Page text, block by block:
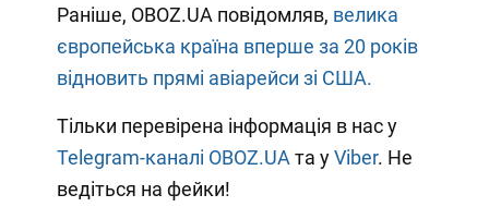
Раніше, OBOZ.UA повідомляв, велика
європейська країна вперше за 20 років
відновить прямі авіарейси зі США.
Тільки перевірена інформація в нас у
Telegram-каналі OBOZ.UA та уViber. Не
ведіться на фейки!